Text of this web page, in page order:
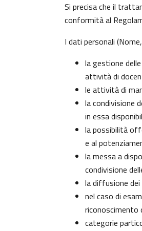
Si precisa che il
conformità al
I dati personali
la gestione
attività di
le attività di
la condivisione
in essa
la possibilità
e al
la messa a
condivisione
la diffusione
nel caso di
riconoscimento
categorie